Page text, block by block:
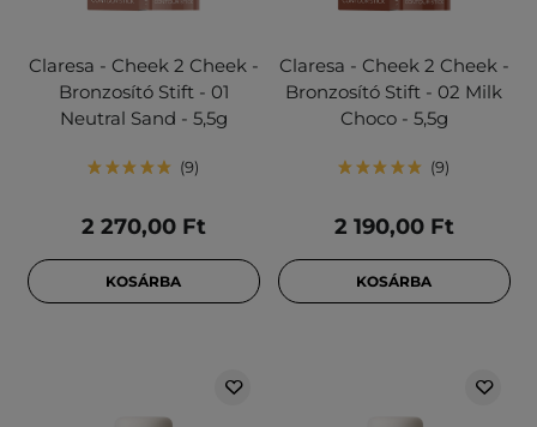
Claresa - Cheek 2 Cheek -
Bronzosító Stift - 01
Neutral Sand - 5,5g
9
2 270,00 Ft
KOSÁRBA
Claresa - Cheek 2 Cheek -
Bronzosító Stift - 02 Milk
Choco - 5,5g
9
2 190,00 Ft
KOSÁRBA